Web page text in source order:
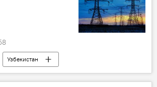
Узбекистан